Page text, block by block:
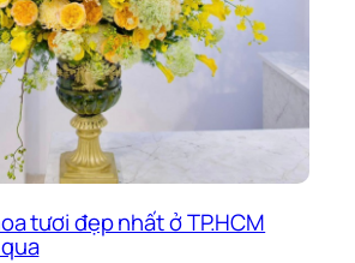
tươi đẹp nhất ở TP.HCM